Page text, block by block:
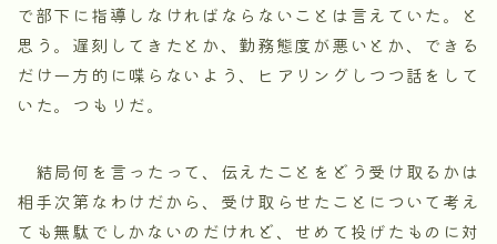
で部下に指導しなければならないことは言えていた。と
思う。遅刻してきたとか、勤務態度が悪いとか、できる
だけ一方的に喋らないよう、ヒアリングしつつ話をして
いた。つもりだ。
結局何を言ったって、伝えたことをどう受け取るかは
相手次第なわけだから、受け取らせたことについて考え
ても無駄でしかないのだけれど、せめて投げたものに対